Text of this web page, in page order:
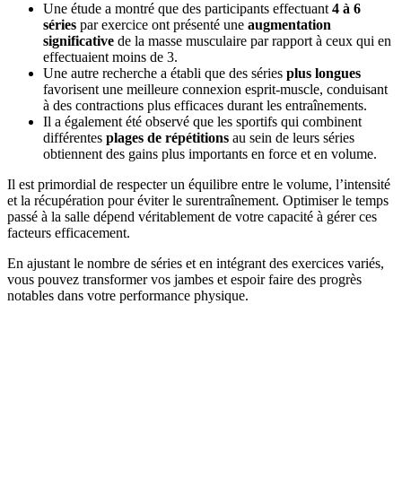
Une étude a montré que des participants effectuant 4 à 6
séries par exercice ont présenté une augmentation
significative de la masse musculaire par rapport à ceux qui en
effectuaient moins de 3.
Une autre recherche a établi que des séries plus longues
favorisent une meilleure connexion esprit-muscle, conduisant
à des contractions plus efficaces durant les entraînements.
Il a également été observé que les sportifs qui combinent
différentes plages de répétitions au sein de leurs séries
obtiennent des gains plus importants en force et en volume.
Il est primordial de respecter un équilibre entre le volume, l’intensité
et la récupération pour éviter le surentraînement. Optimiser le temps
passé à la salle dépend véritablement de votre capacité à gérer ces
facteurs efficacement.
En ajustant le nombre de séries et en intégrant des exercices variés,
vous pouvez transformer vos jambes et espoir faire des progrès
notables dans votre performance physique.